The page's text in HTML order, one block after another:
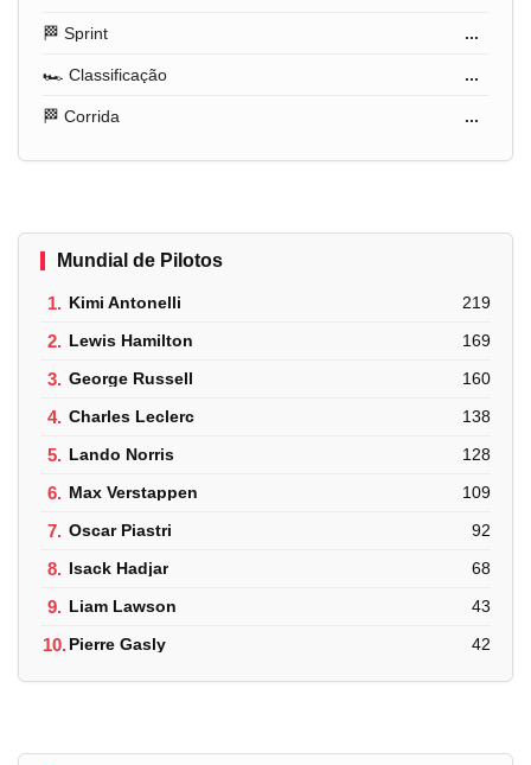
🏁 Sprint ...
🏎️ Classificação ...
🏁 Corrida ...
Mundial de Pilotos
1. Kimi Antonelli 219
2. Lewis Hamilton 169
3. George Russell 160
4. Charles Leclerc 138
5. Lando Norris 128
6. Max Verstappen 109
7. Oscar Piastri 92
8. Isack Hadjar 68
9. Liam Lawson 43
10.Pierre Gasly 42